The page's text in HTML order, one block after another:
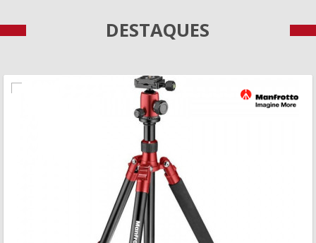
DESTAQUES
MAIS INFORMAÇÃO